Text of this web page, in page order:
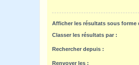
Afficher les résultats sous forme
Classer les résultats par :
Rechercher depuis :
Renvoyer les :